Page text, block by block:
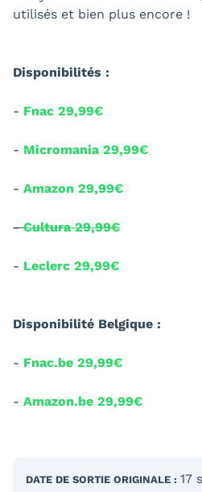
utilisés et bien plus encore !
Disponibilités :
- Fnac 29,99€
- Micromania 29,99€
- Amazon 29,99€
-Cultura 29,99€
- Leclerc 29,99€
Disponibilité Belgique :
- Fnac.be 29,99€
- Amazon.be 29,99€
DATE DE SORTIE ORIGINALE : 17